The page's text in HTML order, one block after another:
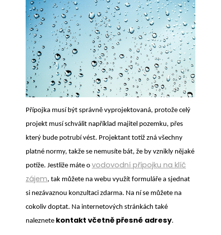
Přípojka musí být správně vyprojektovaná, protože celý
projekt musí schválit například majitel pozemku, přes
který bude potrubí vést. Projektant totiž zná všechny
platné normy, takže se nemusíte bát, že by vznikly nějaké
potíže. Jestliže máte o vodovodní přípojku na klíč
zájem, tak můžete na webu využít formuláře a sjednat
si nezávaznou konzultaci zdarma. Na ní se můžete na
cokoliv doptat. Na internetových stránkách také
naleznete kontakt včetně přesné adresy.